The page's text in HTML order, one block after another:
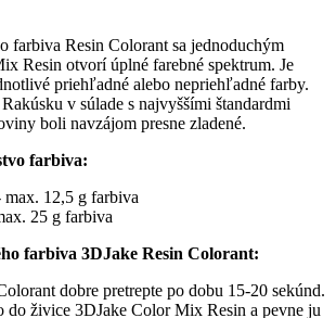
farbiva Resin Colorant sa jednoduchým
Resin otvorí úplné farebné spektrum. Je
priehľadné alebo nepriehľadné farby.
v súlade s najvyššími štandardmi
boli navzájom presne zladené.
farbiva:
max. 12,5 g farbiva
25 g farbiva
farbiva 3DJake Resin Colorant:
dobre pretrepte po dobu 15-20 sekúnd.
do živice 3DJake Color Mix Resin a pevne ju